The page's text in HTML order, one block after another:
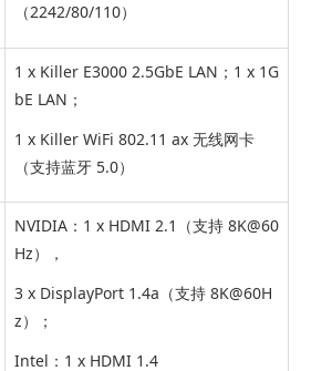
（2242/80/110）
1 x Killer E3000 2.5GbE LAN；1 x 1G
bE LAN；
1 x Killer WiFi 802.11 ax 无线网卡
（支持蓝牙 5.0）
NVIDIA：1 x HDMI 2.1（支持 8K@60
Hz），
3 x DisplayPort 1.4a（支持 8K@60H
z）；
Intel：1 x HDMI 1.4